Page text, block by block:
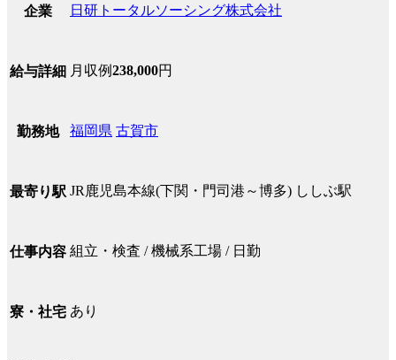
企業 日研トータルソーシング株式会社
給与詳細 月収例238,000円
勤務地 福岡県 古賀市
最寄り駅 JR鹿児島本線(下関・門司港～博多) ししぶ駅
仕事内容 組立・検査 / 機械系工場 / 日勤
寮・社宅 あり